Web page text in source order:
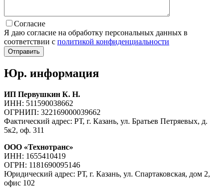
Согласие
Я даю согласие на обработку персональных данных в
соответствии с политикой конфиденциальности
Юр. информация
ИП Первушкин К. Н.
ИНН: 511590038662
ОГРНИП: 322169000039662
Фактический адрес: РТ, г. Казань, ул. Братьев Петряевых, д.
5к2, оф. 311
ООО «Технотранс»
ИНН: 1655410419
ОГРН: 1181690095146
Юридический адрес: РТ, г. Казань, ул. Спартаковская, дом 2,
офис 102